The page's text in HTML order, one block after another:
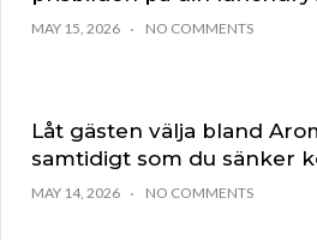
MAY 15, 2026 NO COMMENTS
Låt gästen välja bland
samtidigt som du sänker
MAY 14, 2026 NO COMMENTS